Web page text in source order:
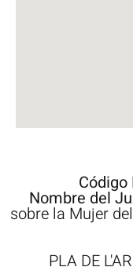
Nombre del
sobre la Mujer
PLA DE